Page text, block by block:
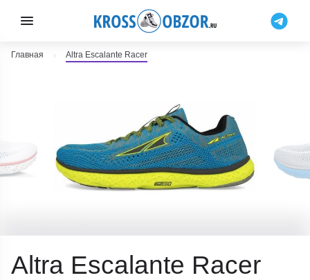
Главная Altra Escalante Racer
Altra Escalante Racer